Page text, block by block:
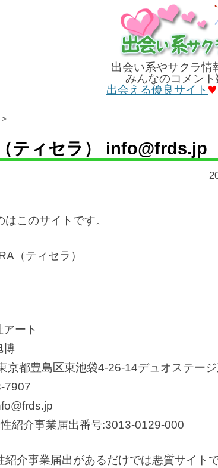
出会い系やサクラ情
みんなのコメン
出会える優良サイト
>
ティセラ） info@frds.jp
このサイトです。
（ティセラ）
ート
博
京都豊島区東池袋4-26-14デュオステー
7907
紹介事業届出番号:3013-0129-000
紹介事業届出があるだけでは悪質サイト